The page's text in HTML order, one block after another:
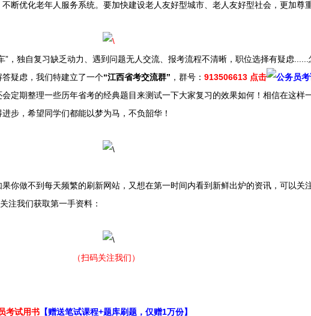
优化老年人服务系统。要加快建设老人友好型城市、老人友好型社会，更加尊
独自复习缺乏动力、遇到问题无人交流、报考流程不清晰，职位选择有疑虑......
疑虑，我们特建立了一个“江西省考交流群” ，群号： 913506613 点击
定期整理一些历年省考的经典题目来测试一下大家复习的效果如何！相信在这样
步，希望同学们都能以梦为马，不负韶华！
你做不到每天频繁的刷新网站，又想在第一时间内看到新鲜出炉的资讯，可以关
注我们获取第一手资料：
（扫码关注我们）
考试用书 【赠送笔试课程+题库刷题，仅赠1万份】